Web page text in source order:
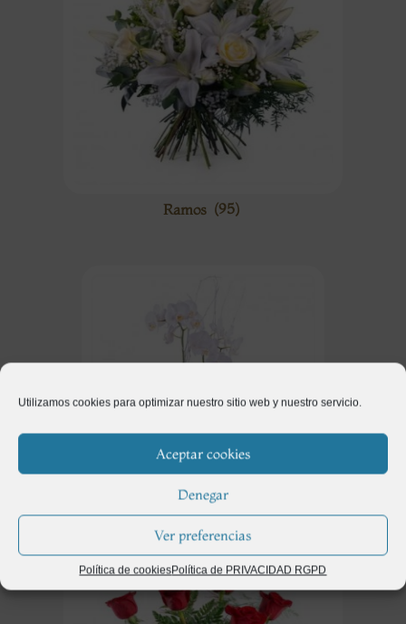
Utilizamos cookies para optimizar nuestro sitio web y nuestro servicio.
Aceptar cookies
Denegar
Ver preferencias
Política de cookiesPolítica de PRIVACIDAD RGPD
Ramos (95)